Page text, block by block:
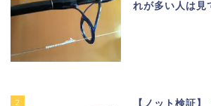
れが多い人は見
2
【ノット検証